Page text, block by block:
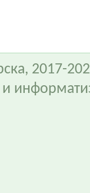
2017-